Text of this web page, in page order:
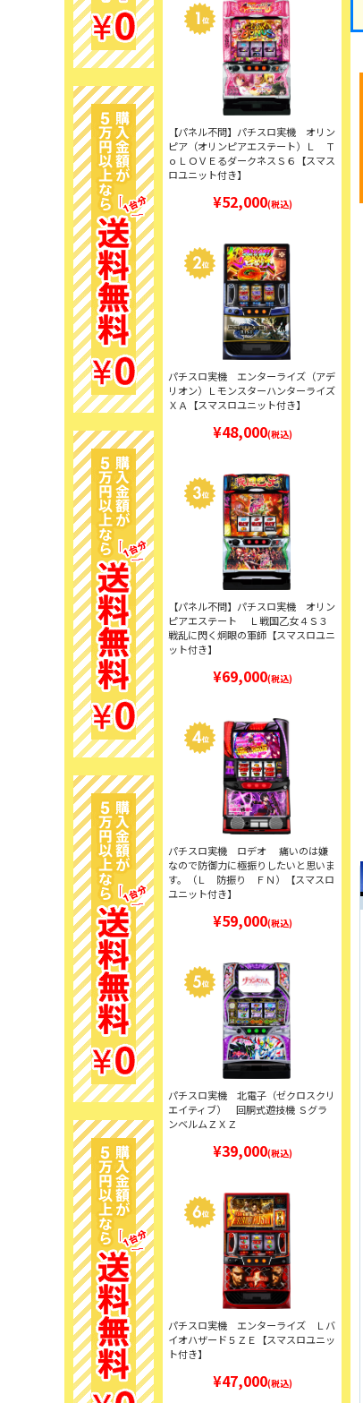
【パネル不問】パチスロ実機 オリン
ピア（オリンピアエステート）Ｌ Ｔ
ｏＬＯＶＥるダークネスＳ６【スマス
ロユニット付き】
¥52,000(税込)
パチスロ実機 エンターライズ（アデ
リオン）Ｌモンスターハンターライズ
ＸＡ【スマスロユニット付き】
¥48,000(税込)
【パネル不問】パチスロ実機 オリン
ピアエステート Ｌ戦国乙女４Ｓ３
戦乱に閃く炯眼の軍師【スマスロユニ
ット付き】
¥69,000(税込)
パチスロ実機 ロデオ 痛いのは嫌
なので防御力に極振りしたいと思いま
す。（Ｌ 防振り ＦＮ）【スマスロ
ユニット付き】
¥59,000(税込)
パチスロ実機 北電子（ゼクロスクリ
エイティブ） 回胴式遊技機 Ｓグラ
ンベルムＺＸＺ
¥39,000(税込)
パチスロ実機 エンターライズ Ｌバ
イオハザード５ＺＥ【スマスロユニッ
ト付き】
¥47,000(税込)